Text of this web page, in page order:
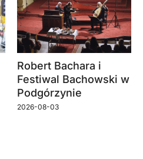
Robert Bachara i
Festiwal Bachowski w
Podgórzynie
2026-08-03